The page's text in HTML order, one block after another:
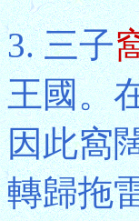
3. 三子
王國。
因此窩
轉歸拖